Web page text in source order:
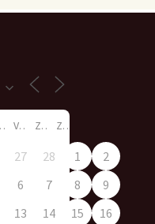
D V Z Z
27 28 1
2
6 7 8
9
13 14 15
16